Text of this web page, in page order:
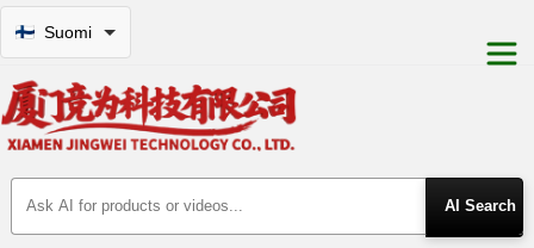
Suomi
Search Products